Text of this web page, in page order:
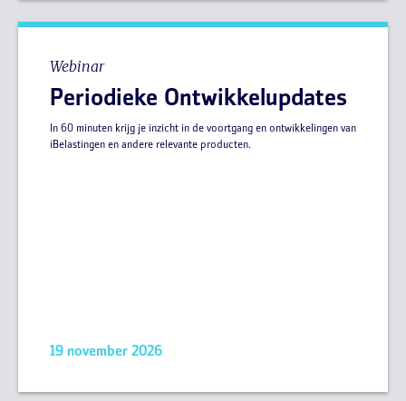
Webinar
Periodieke Ontwikkelupdates
In 60 minuten krijg je inzicht in de voortgang en ontwikkelingen van
iBelastingen en andere relevante producten.
19 november 2026